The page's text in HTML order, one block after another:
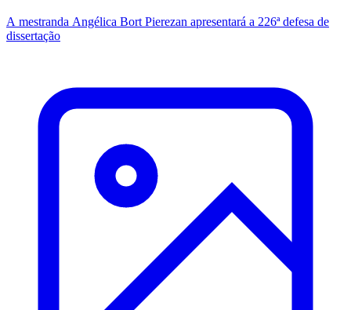
A mestranda Angélica Bort Pierezan apresentará a 226ª defesa de
dissertação